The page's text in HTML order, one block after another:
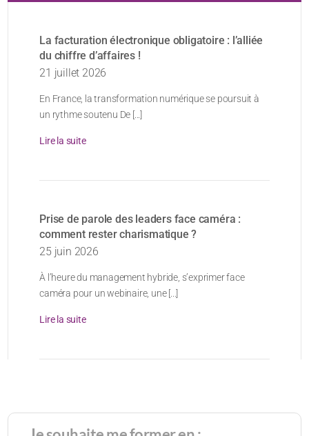
La facturation électronique obligatoire : l’alliée
du chiffre d’affaires !
21 juillet 2026
En France, la transformation numérique se poursuit à
un rythme soutenu De [...]
Lire la suite
Prise de parole des leaders face caméra :
comment rester charismatique ?
25 juin 2026
À l’heure du management hybride, s’exprimer face
caméra pour un webinaire, une [...]
Lire la suite